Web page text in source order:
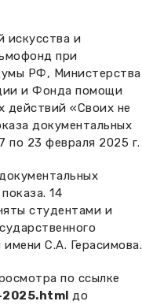
оценка
(Вениаминова)
отдел
А.М. Тюрюмина
мероприятия
искусства и
при
РФ, Министерства
и Фонда помощи
действий «Своих не
документальных
по 23 февраля 2025 г.
14
студентами и
С.А. Герасимова.
по ссылке
до